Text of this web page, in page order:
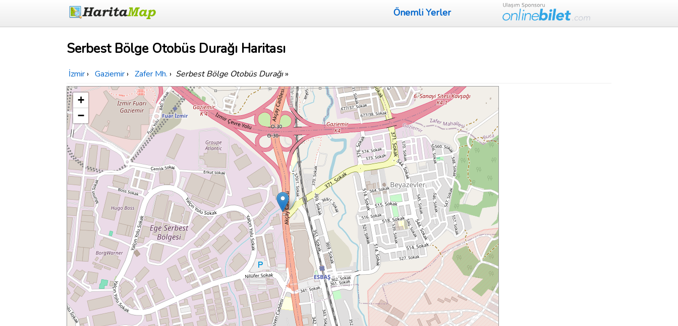
Önemli Yerler
Serbest Bölge Otobüs Durağı Haritası
İzmir › Gaziemir › Zafer Mh. › Serbest Bölge Otobüs Durağı»
+
−